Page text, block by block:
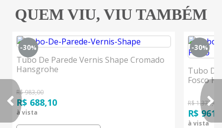
QUEM VIU, VIU TAMBÉM
-30%
Tubo De Parede Vernis Shape Cromado
Hansgrohe
R$ 983,00
R$ 688,10
à vista
-30%
Tubo
Fosco
R$ 1.373,00
R$
à vista